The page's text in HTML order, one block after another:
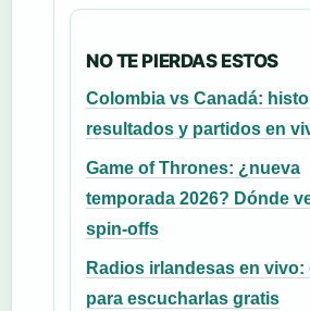
NO TE PIERDAS ESTOS
Colombia vs Canadá:
resultados y partidos en
Game of Thrones: ¿nueva
temporada 2026? Dónde
spin-offs
Radios irlandesas en vivo:
para escucharlas gratis